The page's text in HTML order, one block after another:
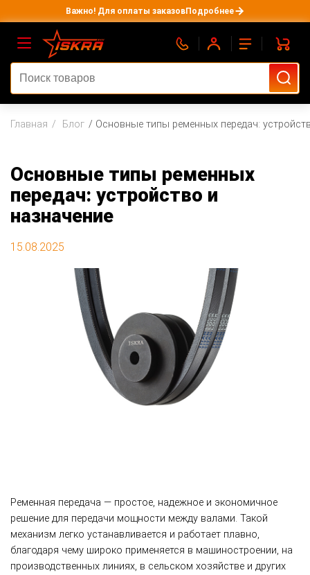
Важно! Для оплаты заказовПодробнее
Главная Блог Основные типы ременных передач:
Основные типы ременных
передач: устройство и
назначение
15.08.2025
Ременная передача — простое, надежное и экономичное
решение для передачи мощности между валами. Такой
механизм легко устанавливается и работает плавно,
благодаря чему широко применяется в машиностроении, на
производственных линиях, в сельском хозяйстве и других